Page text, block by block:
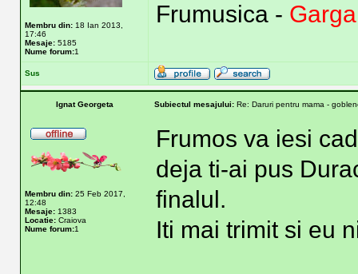
Membru din: 18 Ian 2013,
17:46
Mesaje: 5185
Nume forum:1
Frumusica -
Sus
Ignat Georgeta Subiectul mesajului: Re: Daruri pentru mama -
Membru din: 25 Feb 2017,
12:48
Mesaje: 1383
Locatie: Craiova
Nume forum:1
Frumos va iesi
deja ti-ai pus
finalul.
Iti mai trimit si eu